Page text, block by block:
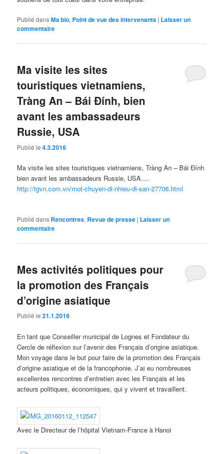
Publié dansMa bio, Point de vue des intervenants | Laisser un
commentaire
Ma visite les sites
touristiques vietnamiens,
Tràng An – Bái Đính, bien
avant les ambassadeurs
Russie, USA
Publié le4.3.2016
Ma visite les sites touristiques vietnamiens, Tràng An – Bái Đính
bien avant les ambassadeurs Russie, USA….
http://tgvn.com.vn/mot-chuyen-di-nhieu-di-san-27706.html
Publié dans Rencontres, Revue de presse | Laisser un
commentaire
Mes activités politiques pour
la promotion des Français
d’origine asiatique
Publié le21.1.2016
En tant que Conseiller municipal de Lognes et Fondateur du
Cercle de réflexion sur l’avenir des Français d’origine asiatique.
Mon voyage dans le but pour faire de la promotion des Français
d’origine asiatique et de la francophonie. J’ai eu nombreuses
excellentes rencontres d’entretien avec les Français et les
acteurs politiques, économiques, qui y vivent et travaillent.
Avec le Directeur de l’hôpital Vietnam-France à Hanoi